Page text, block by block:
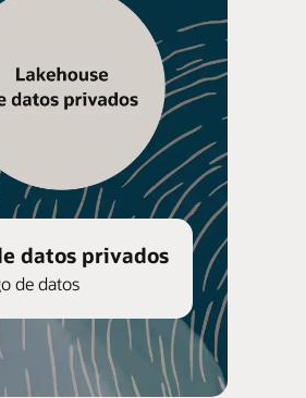
datos privados
de datos